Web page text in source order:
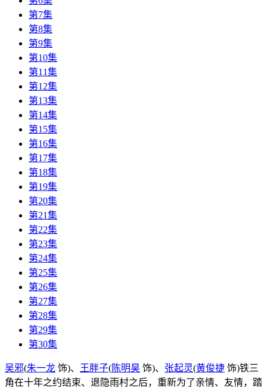
第7集
第8集
第9集
第10集
第11集
第12集
第13集
第14集
第15集
第16集
第17集
第18集
第19集
第20集
第21集
第22集
第23集
第24集
第25集
第26集
第27集
第28集
第29集
第30集
吴邪(朱一龙 饰)、 王胖子(陈明昊 饰)、 张起灵(黄俊捷 饰)铁三
角在十年之约结束、退隐雨村之后，重新为了亲情、友情，踏